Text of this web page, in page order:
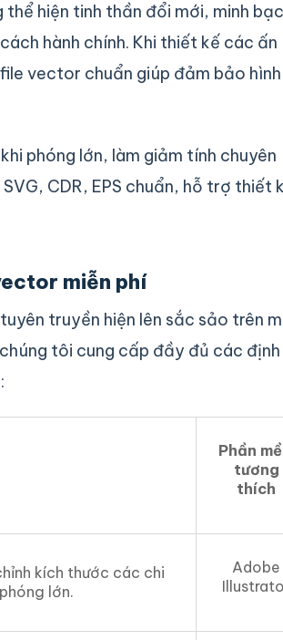
thể hiện tinh thần đổi mới, minh
hành chính. Khi thiết kế các ấn
vector chuẩn giúp đảm bảo
phóng lớn, làm giảm tính chuyên
CDR, EPS chuẩn, hỗ trợ thiết
miễn phí
truyền hiện lên sắc sảo trên
tôi cung cấp đầy đủ các định
Phần
tương
thích
kích thước các chi
lớn.
Adobe